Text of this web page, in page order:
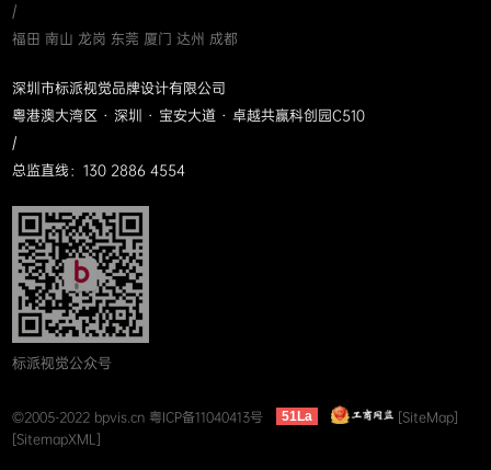
/
福田 南山 龙岗 东莞 厦门 达州 成都
深圳市标派视觉品牌设计有限公司
粤港澳大湾区 · 深圳 · 宝安大道 · 卓越共赢科创园C510
/
总监直线：130 2886 4554
标派视觉公众号
©2005-2022 bpvis.cn 粤ICP备11040413号 51La
[SiteMap]
[SitemapXML]